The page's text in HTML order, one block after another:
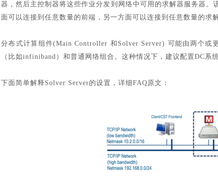
器，然后主控制器将这些作业分发到网络中可用的求解器服务器
面可以连接到任意数量的前端，另一方面可以连接到任意数量的求
分布式计算组件(Main Controller 和Solver Server) 可能由两个或
（比如infiniband）和普通网络组合。这种情况下，建议配置DC系
下面简单解释 Solver Server的设置，详细FAQ原文：